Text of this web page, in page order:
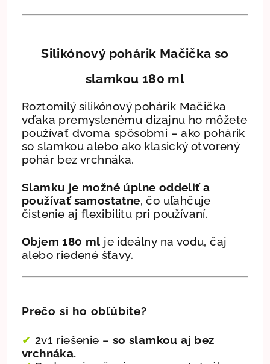
Silikónový pohárik Mačička so
slamkou 180 ml
Roztomilý silikónový pohárik Mačička
vďaka premyslenému dizajnu ho môžete
používať dvoma spôsobmi – ako pohárik
so slamkou alebo ako klasický otvorený
pohár bez vrchnáka.
Slamku je možné úplne oddeliť a
používať samostatne, čo uľahčuje
čistenie aj flexibilitu pri používaní.
Objem 180 ml je ideálny na vodu, čaj
alebo riedené šťavy.
Prečo si ho obľúbite?
✔ 2v1 riešenie – so slamkou aj bez
vrchnáka.